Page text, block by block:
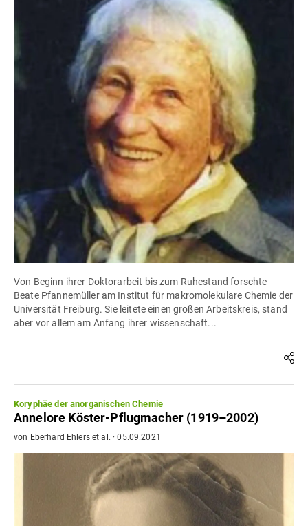
Von Beginn ihrer Doktorarbeit bis zum Ruhestand forschte
Beate Pfannemüller am Institut für makromolekulare Chemie der
Universität Freiburg. Sie leitete einen großen Arbeitskreis, stand
aber vor allem am Anfang ihrer wissenschaft...
Koryphäe der anorganischen Chemie
Annelore Köster-Pflugmacher (1919–2002)
von Eberhard Ehlerset al. ·05.09.2021